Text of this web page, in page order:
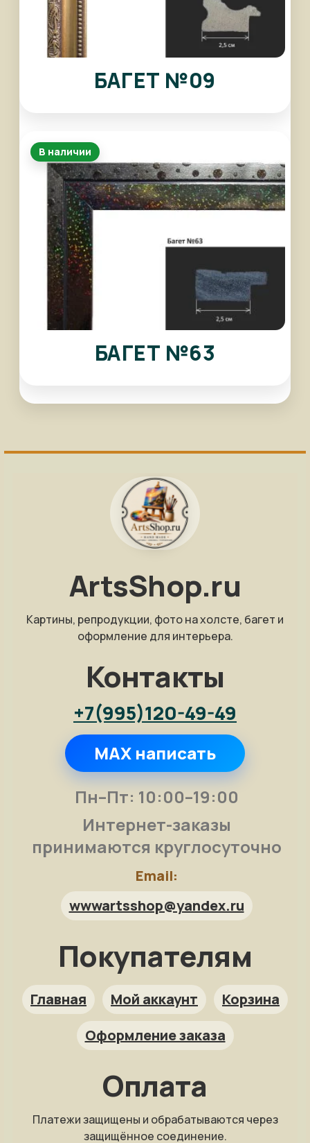
БАГЕТ №09
В наличии
БАГЕТ №63
ArtsShop.ru
Картины, репродукции, фото на холсте, багет и
оформление для интерьера.
Контакты
+7(995)120-49-49
MAX написать
Пн–Пт: 10:00–19:00
Интернет-заказы
принимаются круглосуточно
Email:
wwwartsshop@yandex.ru
Покупателям
Главная Мой аккаунт
Корзина
Оформление заказа
Оплата
Платежи защищены и обрабатываются через
защищённое соединение.
Арт-помощница
ArtsShop.ru
Репродукция на заказ
Фото на холсте